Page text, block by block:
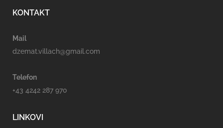
KONTAKT
Mail
dzemat.villach@gmail.com
Telefon
+43 4242 287 970
LINKOVI